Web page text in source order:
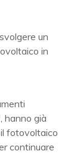
un
in
hanno già
fotovoltaico
continuare